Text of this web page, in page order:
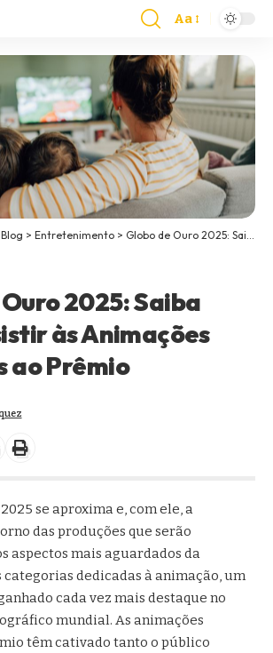
Aa
Blog > Entretenimento > Globo de Ouro 2025: Saiba Onde Assistir às Animações Indicadas ao Prêmio
2025: Saiba
às Animações
ao Prêmio
se aproxima e, com ele, a
das produções que serão
aspectos mais aguardados da
categorias dedicadas à animação, um
cada vez mais destaque no
mundial. As animações
têm cativado tanto o público